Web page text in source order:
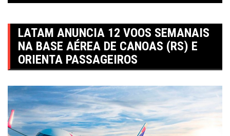
LATAM ANUNCIA 12 VOOS SEMANAIS
NA BASE AÉREA DE CANOAS (RS) E
ORIENTA PASSAGEIROS